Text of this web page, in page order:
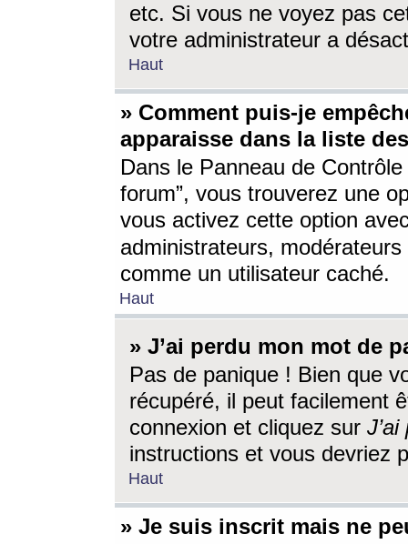
etc. Si vous ne voyez pas
votre administrateur a
Haut
» Comment puis-je
apparaisse dans la liste
Dans le Panneau de
forum”, vous trouverez une
vous activez cette option
administrateurs,
comme un utilisateur caché.
Haut
» J’ai perdu mon mot de
Pas de panique ! Bien que
récupéré, il peut facilement
connexion et cliquez sur
instructions et vous devriez
Haut
» Je suis inscrit mais ne